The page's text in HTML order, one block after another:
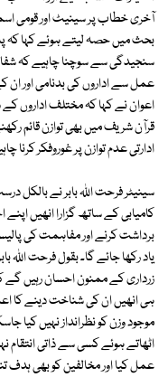
آخری خطاب پر سینیٹ اور قومی
بحث میں حصہ لیتے ہوئے کہا
سنجیدگی سے سوچنا چاہیے کہ
عمل سے اداروں کی بدنامی اور ان
اعوان نے کہا کہ مختلف اداروں
قرآن شریف میں بھی توازن قائم
ادارتی عدم توازن پر غوروفکر کرنا
سینیٹر فرحت اللہ بابر نے بالکل
کامیابی کے ساتھ گزارا انھیں
برداشت کرنے اور مفاہمت کی
یاد رکھا جائے گا۔ بقول فرحت
زرداری کے ممنون احسان رہیں
ہی انھیں ان کی شناخت دینے کا
موجود وزن کو نظرانداز نہیں کیا
اٹھاتے ہوئے کسی سے ذاتی انتقام
عمل کیا اور مخالفین کو بھی ہدف